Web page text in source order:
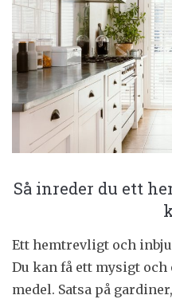
Så inreder du ett
Ett hemtrevligt och
Du kan få ett mysigt
medel. Satsa på